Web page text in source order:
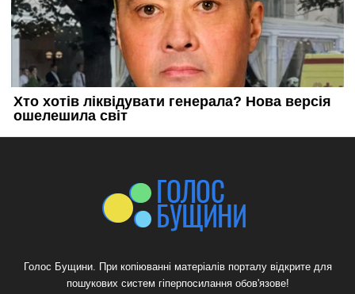
Голос Бущини. При копіюванні матеріалів порталу відкрите для
пошукових систем гіперпосилання обов'язове!